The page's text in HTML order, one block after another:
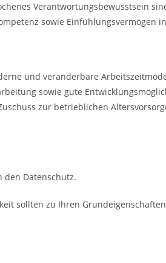
Verantwortungsbewusstsein
sowie Einfühlungsvermögen
und veränderbare
sowie gute
zur betrieblichen
den Datenschutz.
sollten zu Ihren